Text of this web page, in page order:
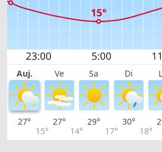
Auj. Ve Sa Di
27°
15°
27°
14°
29°
17°
30°
18°